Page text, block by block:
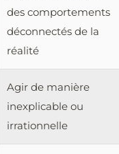
des comportements
déconnectés de la
réalité
Agir de manière
inexplicable ou
irrationnelle